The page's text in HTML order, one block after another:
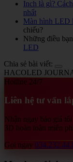
Inch là gì?
nhất
Màn hình LED
chiếu?
Những điều
LED
Chia sẻ bài viết:
HACOLED
Hotline 24/7
Liên hệ tư vấn
Nhận ngay báo giá
3D hoàn toàn miễn
Gọi ngay